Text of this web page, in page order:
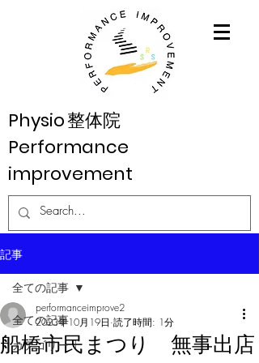
Physio 整体院
Performance
improvement
記事
全ての記事
カテゴリー 1
全ての記事
船橋市民まつり 無事出店
performanceimprove2
2023年10月19日 読了時間: 1分